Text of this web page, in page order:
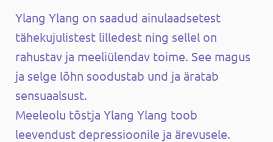
Ylang Ylang on saadud ainulaadsetest
tähekujulistest lilledest ning sellel on
rahustav ja meeliülendav toime. See magus
ja selge lõhn soodustab und ja äratab
sensuaalsust.
Meeleolu tõstja Ylang Ylang toob
leevendust depressioonile ja ärevusele.